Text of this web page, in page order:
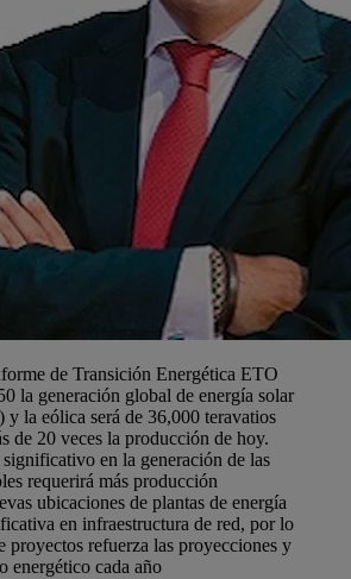
de Transición Energética ETO
la generación global de energía solar
la eólica será de 36,000 teravatios
de 20 veces la producción de hoy.
en la generación de las
requerirá más producción
ubicaciones de plantas de energía
en infraestructura de red, por lo
proyectos refuerza las proyecciones y
energético cada año